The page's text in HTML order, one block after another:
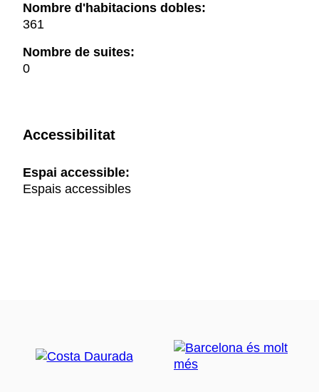
Nombre d'habitacions dobles:
361
Nombre de suites:
0
Accessibilitat
Espai accessible:
Espais accessibles